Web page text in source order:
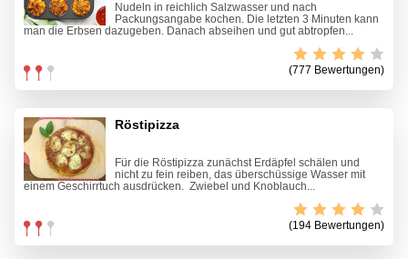
Nudeln in reichlich Salzwasser und nach
Packungsangabe kochen. Die letzten 3 Minuten kann
man die Erbsen dazugeben. Danach abseihen und gut abtropfen...
(777 Bewertungen)
Röstipizza
Für die Röstipizza zunächst Erdäpfel schälen und
nicht zu fein reiben, das überschüssige Wasser mit
einem Geschirrtuch ausdrücken. Zwiebel und Knoblauch...
(194 Bewertungen)